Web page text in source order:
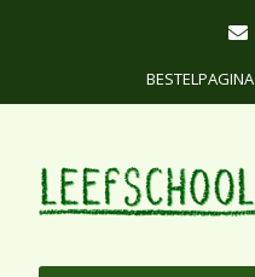
BESTELPAGINA